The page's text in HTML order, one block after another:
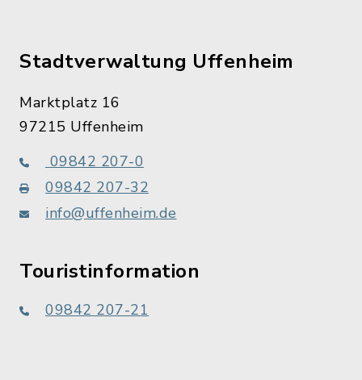
Stadtverwaltung Uffenheim
Marktplatz 16
97215 Uffenheim
09842 207-0
09842 207-32
info@uffenheim.de
Touristinformation
09842 207-21